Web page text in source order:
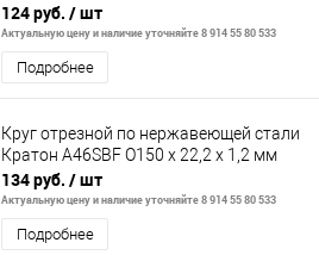
124 руб. / шт
Актуальную цену и наличие уточняйте 8 914 55 80 533
Подробнее
Круг отрезной по нержавеющей стали
Кратон A46SBF O150 х 22,2 х 1,2 мм
134 руб. / шт
Актуальную цену и наличие уточняйте 8 914 55 80 533
Подробнее